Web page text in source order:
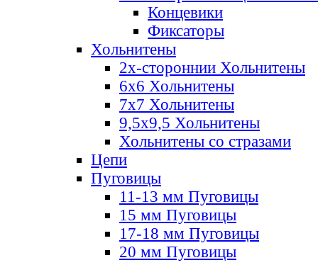
Концевики
Фиксаторы
Хольнитены
2х-стороннии Хольнитены
6х6 Хольнитены
7х7 Хольнитены
9,5х9,5 Хольнитены
Хольнитены со стразами
Цепи
Пуговицы
11-13 мм Пуговицы
15 мм Пуговицы
17-18 мм Пуговицы
20 мм Пуговицы